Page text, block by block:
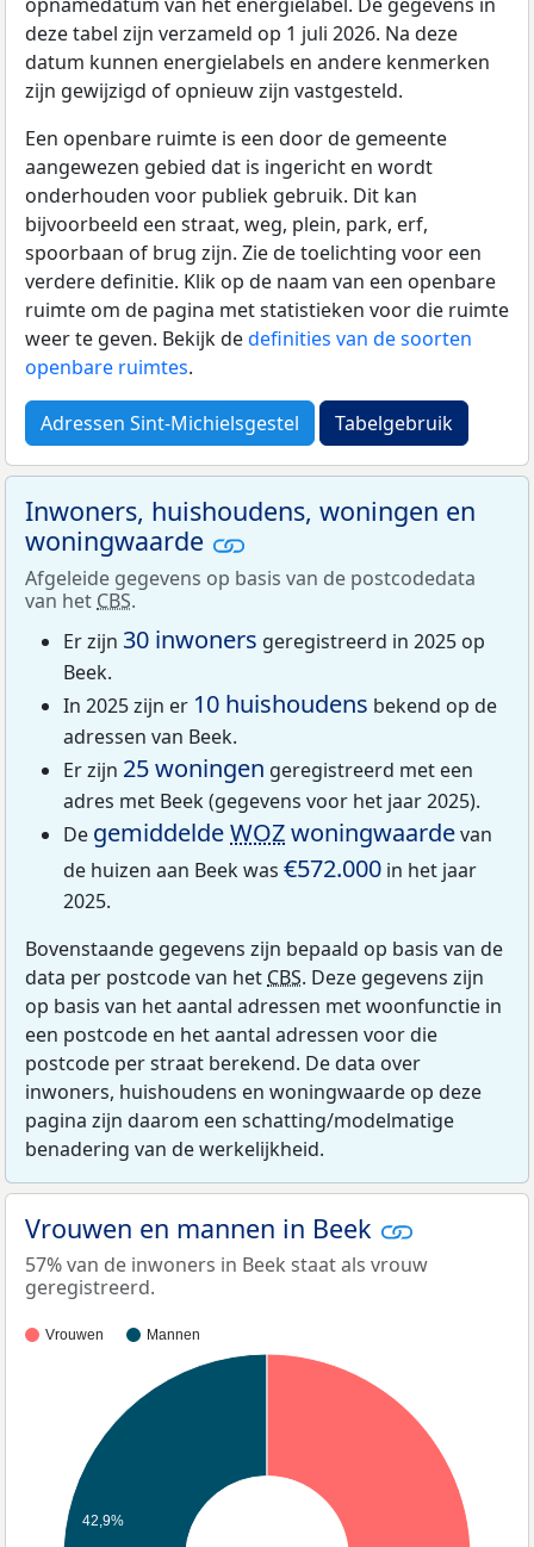
deze tabel zijn verzameld op 1 juli 2026. Na deze
datum kunnen energielabels en andere kenmerken
zijn gewijzigd of opnieuw zijn vastgesteld.
Een openbare ruimte is een door de gemeente
aangewezen gebied dat is ingericht en wordt
onderhouden voor publiek gebruik. Dit kan
bijvoorbeeld een straat, weg, plein, park, erf,
spoorbaan of brug zijn. Zie de toelichting voor een
verdere definitie. Klik op de naam van een openbare
ruimte om de pagina met statistieken voor die ruimte
weer te geven. Bekijk dedefinities van de soorten
openbare ruimtes.
Adressen Sint-Michielsgestel Tabelgebruik
Inwoners, huishoudens, woningen en
woningwaarde
Afgeleide gegevens op basis van de postcodedata
van het CBS.
Er zijn 30 inwoners geregistreerd in 2025 op
Beek.
In 2025 zijn er 10 huishoudens bekend op de
adressen van Beek.
Er zijn 25 woningen geregistreerd met een
adres met Beek (gegevens voor het jaar 2025).
De gemiddeldeWOZwoningwaardevan
de huizen aan Beek was €572.000 in het jaar
2025.
Bovenstaande gegevens zijn bepaald op basis van de
data per postcode van het CBS. Deze gegevens zijn
op basis van het aantal adressen met woonfunctie in
een postcode en het aantal adressen voor die
postcode per straat berekend. De data over
inwoners, huishoudens en woningwaarde op deze
pagina zijn daarom een schatting/modelmatige
benadering van de werkelijkheid.
Vrouwen en mannen in Beek
57% van de inwoners in Beek staat als vrouw
geregistreerd.
Vrouwen Mannen
42,9%